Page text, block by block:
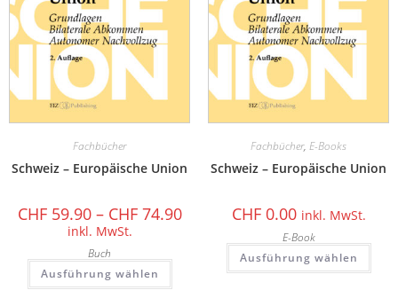
Fachbücher
Schweiz – Europäische Union
CHF59.90 – CHF74.90
inkl. MwSt.
Buch
Ausführung wählen
Fachbücher, E-Books
Schweiz – Europäische Union
CHF0.00 inkl. MwSt.
E-Book
Ausführung wählen